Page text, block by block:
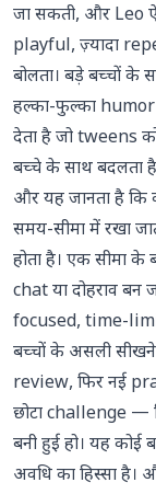
जा सकती, और Leo
playful, ज़्यादा
बोलता। बड़े बच्चों के
हल्का-फुल्का humor
देता है जो tweens
बच्चे के साथ बदलता
और यह जानता है
समय-सीमा में रखा
होता है। एक सीमा के
chat या दोहराव बन
focused, time-
बच्चों के असली
review, फिर नई
छोटा challenge —
बनी हुई हो। यह कोई
अवधि का हिस्सा